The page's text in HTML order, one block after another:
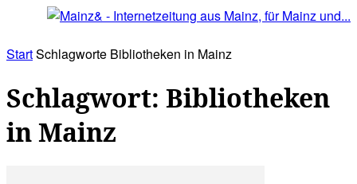
StartSchlagworte Bibliotheken in Mainz
Schlagwort: Bibliotheken
in Mainz